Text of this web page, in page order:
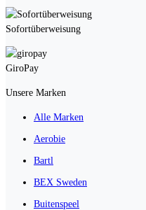
Sofortüberweisung
GiroPay
Unsere Marken
Alle Marken
Aerobie
Bartl
BEX Sweden
Buitenspeel